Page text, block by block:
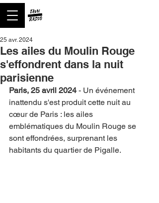
Les ailes du Moulin Rouge
s'effondrent dans la nuit
parisienne
25 avr. 2024
Paris, 25 avril 2024 - Un événement
inattendu s'est produit cette nuit au
cœur de Paris : les ailes
emblématiques du Moulin Rouge se
sont effondrées, surprenant les
habitants du quartier de Pigalle.